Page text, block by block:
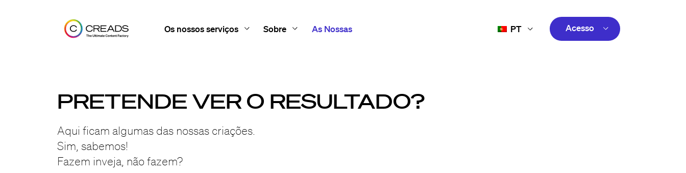
Os nossos serviços Sobre As Nossas PT Acesso
PRETENDE VER O RESULTADO?
Aqui ficam algumas das nossas criações.
Sim, sabemos!
Fazem inveja, não fazem?